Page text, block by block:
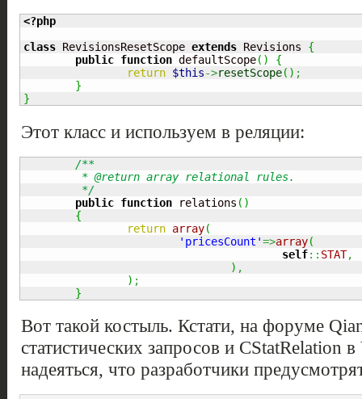
<?php
class RevisionsResetScope extends Revisions {
public function defaultScope( )
{
return $this->resetScope( ) ;
}
}
Этот класс и используем в реляции:
/**
	 */
public function relations ( )
{
return array(
'pricesCount'=>array(
self:: STAT,
) ,
) ;
}
Вот такой костыль. Кстати, на форуме
статистических запросов и CStatRelation
надеяться, что разработчики